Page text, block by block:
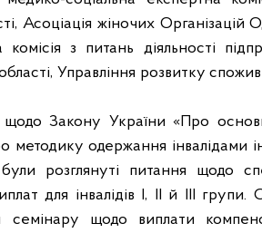
Асоціація жіночих Організацій
комісія з питань діяльності
області, Управління розвитку
Закону України «Про основи
методику одержання інвалідами
розглянуті питання щодо
для інвалідів I, II й III групи.
семінару щодо виплати